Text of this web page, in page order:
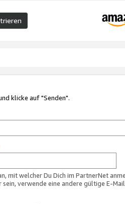
klicke auf "Senden".
mit welcher Du Dich im PartnerNet
verwende eine andere gültige E-